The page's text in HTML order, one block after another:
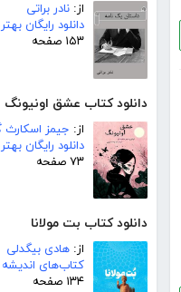
از: نادر براتی
دانلود رایگان
۱۵۳ صفحه
دانلود کتاب عشق اونیونگ
از: جیمز اسکارث
دانلود رایگان
۷۳ صفحه
دانلود کتاب بت مولانا
از: هادی بیگدلی
کتاب‌های
۱۳۴ صفحه